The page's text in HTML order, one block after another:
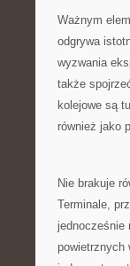
Ważnym
odgrywa
wyzwania
także
kolejowe są
również jako
Nie brakuje
Terminale,
jednocześnie
powietrznych